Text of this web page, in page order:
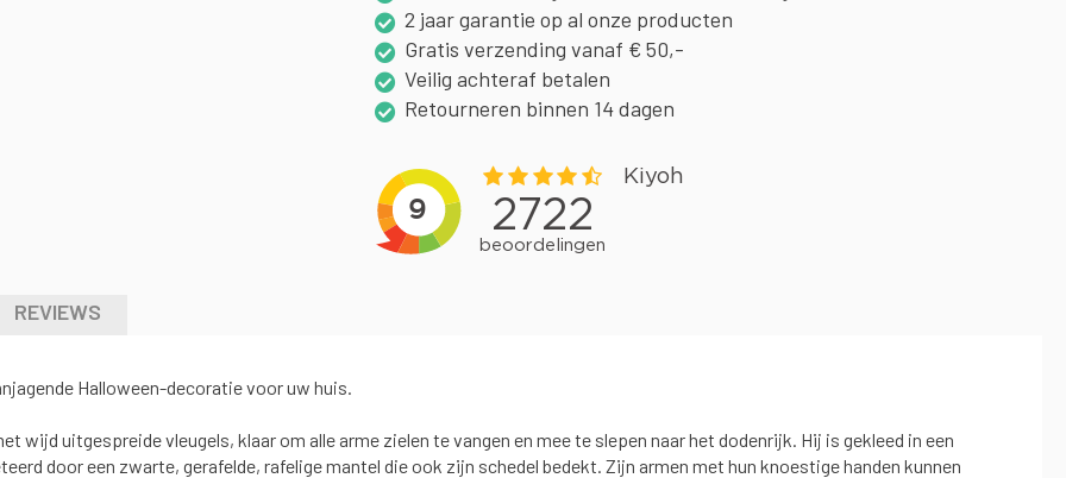
2 jaar garantie op al onze producten
Gratis verzending vanaf € 50,-
Veilig achteraf betalen
Retourneren binnen 14 dagen
Halloween-decoratie voor uw huis.
wijd uitgespreide vleugels, klaar om alle arme zielen te vangen en mee te slepen naar het dodenrijk. Hij is gekleed in een
door een zwarte, gerafelde, rafelige mantel die ook zijn schedel bedekt. ​​Zijn armen met hun knoestige handen kunnen
REVIEWS